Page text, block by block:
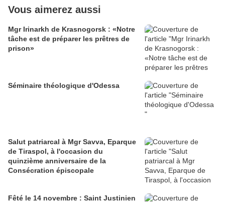
Vous aimerez aussi
Mgr Irinarkh de Krasnogorsk : «Notre
tâche est de préparer les prêtres de
prison»
Séminaire théologique d'Odessa
Salut patriarcal à Mgr Savva, Eparque
de Tiraspol, à l'occasion du
quinzième anniversaire de la
Consécration épiscopale
Fêté le 14 novembre : Saint Justinien